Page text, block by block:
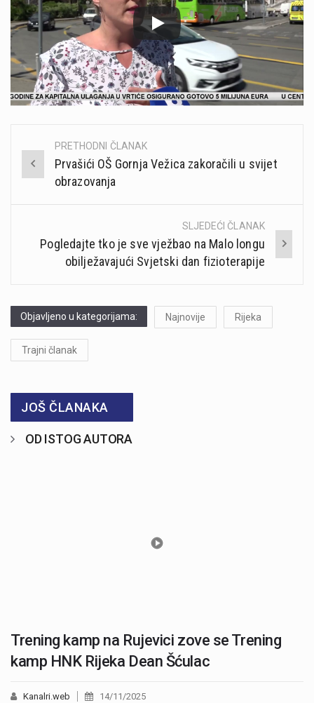
Post
navigation
PRETHODNI ČLANAK
Prvašići OŠ Gornja Vežica zakoračili u svijet
obrazovanja
SLJEDEĆI ČLANAK
Pogledajte tko je sve vježbao na Malo longu
obilježavajući Svjetski dan fizioterapije
Objavljeno u kategorijama: Najnovije Rijeka
Trajni članak
JOŠ ČLANAKA
OD ISTOG AUTORA
Trening kamp na Rujevici zove se Trening
kamp HNK Rijeka Dean Šćulac
Kanalri.web 14/11/2025